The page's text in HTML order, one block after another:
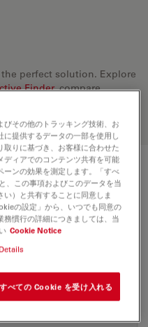
the perfect solution. Explore
Finder, compare
11566083
あり&なし
その他のトラッキング技術、お
提供するデータの一部を使用し
りに基づき、お客様に合わせた
ディアでのコンテンツ共有を可能
ーンの効果を測定します。「すべ
、この事項およびこのデータを当
）と共有することに同意しま
の設定」から、いつでも同意の
慣行の詳細につきましては、当
Cookie Notice
すべての Cookie を受け入れる